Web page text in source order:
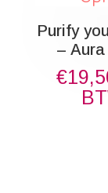
Purify
–
€